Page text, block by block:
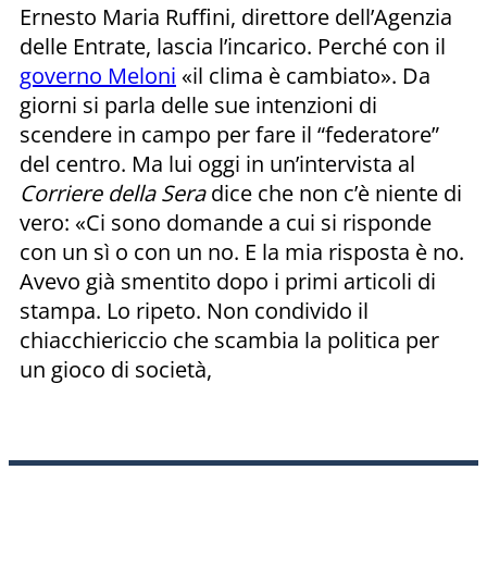
Ernesto Maria Ruffini, direttore dell’Agenzia
delle Entrate, lascia l’incarico. Perché con il
governo Meloni «il clima è cambiato». Da
giorni si parla delle sue intenzioni di
scendere in campo per fare il “federatore”
del centro. Ma lui oggi in un’intervista al
Corriere della Seradice che non c’è niente di
vero: «Ci sono domande a cui si risponde
con un sì o con un no. E la mia risposta è no.
Avevo già smentito dopo i primi articoli di
stampa. Lo ripeto. Non condivido il
chiacchiericcio che scambia la politica per
un gioco di società,